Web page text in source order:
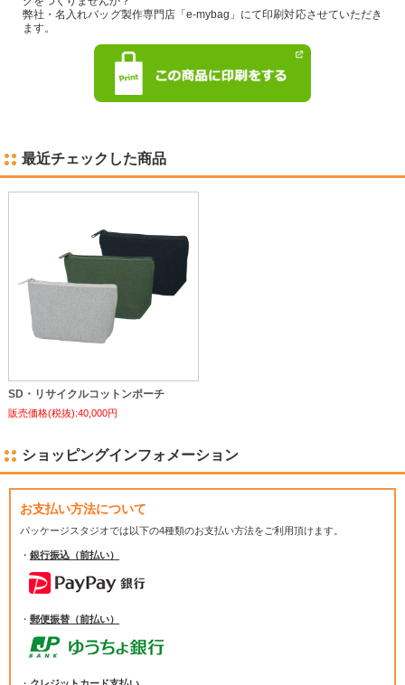
弊社・名入れバッグ製作専門店「e-mybag」にて印刷対応させていただき
ます。
最近チェックした商品
SD・リサイクルコットンポーチ
販売価格(税抜):40,000円
ショッピングインフォメーション
お支払い方法について
パッケージスタジオでは以下の4種類のお支払い方法をご利用頂けます。
・ 銀行振込（前払い）
・ 郵便振替（前払い）